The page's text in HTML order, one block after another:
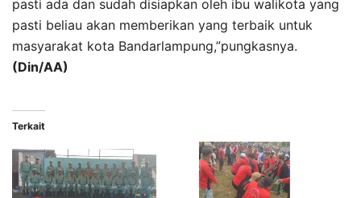
pasti ada dan sudah disiapkan oleh ibu walikota yang
pasti beliau akan memberikan yang terbaik untuk
masyarakat kota Bandarlampung,”pungkasnya.
(Din/AA)
Terkait